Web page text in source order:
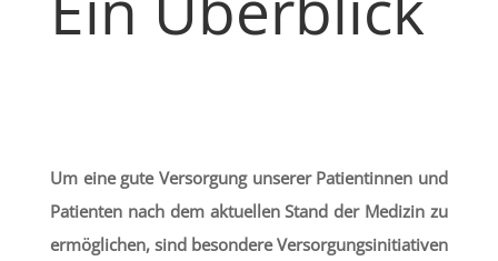
Um eine gute Versorgung unserer Patientinnen und
Patienten nach dem aktuellen Stand der Medizin zu
ermöglichen, sind besondere Versorgungsinitiativen